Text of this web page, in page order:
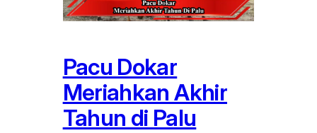
Pacu Dokar
Meriahkan Akhir
Tahun di Palu